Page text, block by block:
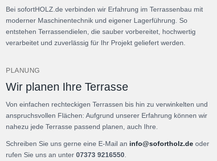
Bei sofortHOLZ.de verbinden wir Erfahrung im Terrassenbau mit
moderner Maschinentechnik und eigener Lagerführung. So
entstehen Terrassendielen, die sauber vorbereitet, hochwertig
verarbeitet und zuverlässig für Ihr Projekt geliefert werden.
PLANUNG
Wir planen Ihre Terrasse
Von einfachen rechteckigen Terrassen bis hin zu verwinkelten und
anspruchsvollen Flächen: Aufgrund unserer Erfahrung können wir
nahezu jede Terrasse passend planen, auch Ihre.
Schreiben Sie uns gerne eine E-Mail an info@sofortholz.de oder
rufen Sie uns an unter 07373 9216550